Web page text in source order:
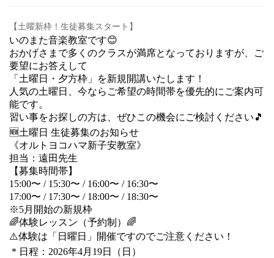
【土曜新枠！生徒募集スタート】
いのまた音楽教室です😊
おかげさまで多くのクラスが満席となっておりますが、ご
要望にお答えして
「土曜日・夕方枠」を新規開講いたします！
人気の土曜日、今ならご希望の時間帯を優先的にご案内可
能です。
習い事をお探しの方は、ぜひこの機会にご検討ください🎵
🆕土曜日 生徒募集のお知らせ
《オルトヨコハマ新子安教室》
担当：遠田先生
【募集時間帯】
15:00〜 / 15:30〜 / 16:00〜 / 16:30〜
17:00〜 / 17:30〜 / 18:00〜 / 18:30〜
※5月開始の新規枠
🌈体験レッスン（予約制）🌈
⚠️体験は「日曜日」開催ですのでご注意ください！
* 日程：2026年4月19日（日）